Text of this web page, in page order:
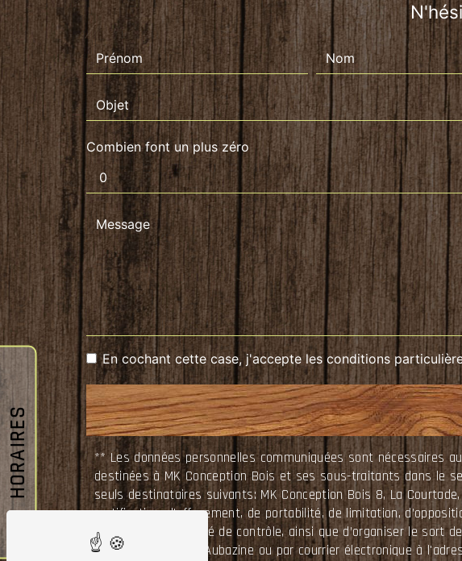
HORAIRES
Combien font un plus zéro
En cochant cette case, j'accepte les conditions
** Les données personnelles communiquées sont nécessaires
destinées à MK Conception Bois et ses sous-traitants dans le
seuls destinataires suivants: MK Conception Bois 8, La
rectification, d’effacement, de portabilité, de limitation,
auprès d’une autorité de contrôle, ainsi que d’organiser le
La Courtade, 19190 Aubazine ou par courrier électronique à